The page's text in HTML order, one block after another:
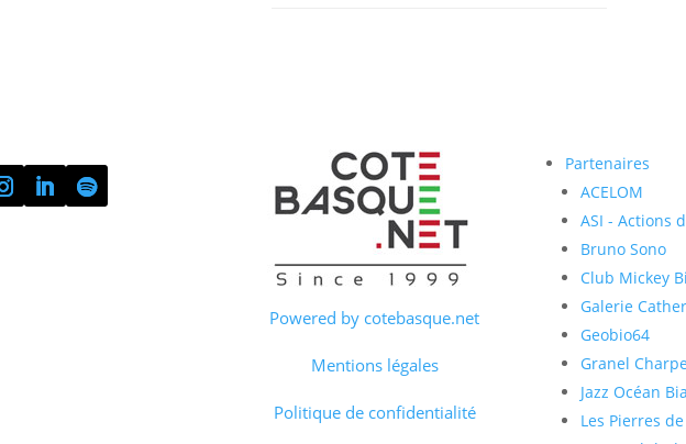
Powered by cotebasque.net
Mentions légales
Politique de confidentialité
Partenaires
ACELOM
ASI - Actions
Bruno Sono
Club Mickey
Galerie
Geobio64
Granel
Jazz Océan
Les Pierres